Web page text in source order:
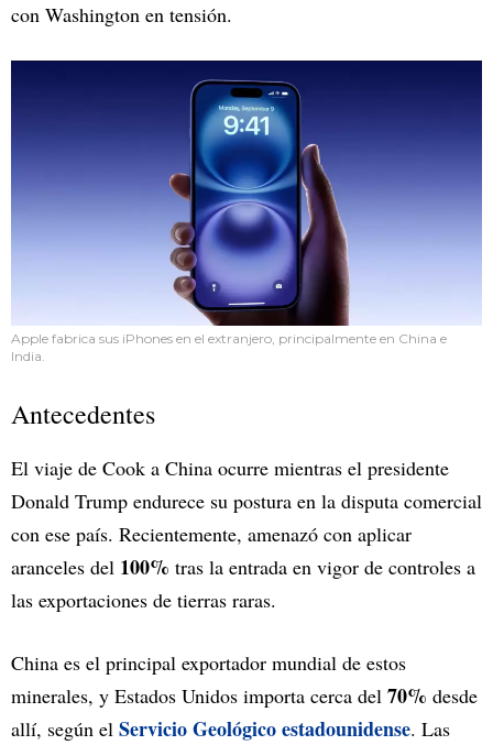
con Washington en tensión.
Apple fabrica sus iPhones en el extranjero, principalmente en China e
India.
Antecedentes
El viaje de Cook a China ocurre mientras el presidente
Donald Trump endurece su postura en la disputa comercial
con ese país. Recientemente, amenazó con aplicar
aranceles del 100% tras la entrada en vigor de controles a
las exportaciones de tierras raras.
China es el principal exportador mundial de estos
minerales, y Estados Unidos importa cerca del 70% desde
allí, según el Servicio Geológico estadounidense. Las